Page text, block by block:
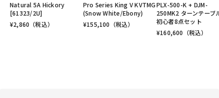
Natural 5A Hickory
[61323/2U]
¥2,860 （税込）
Pro Series King V KVTMG
(Snow White/Ebony)
¥155,100 （税込）
PLX-500-K + DJM-
250MK2 ターンテーブ
初心者8点セット
¥160,600 （税込）